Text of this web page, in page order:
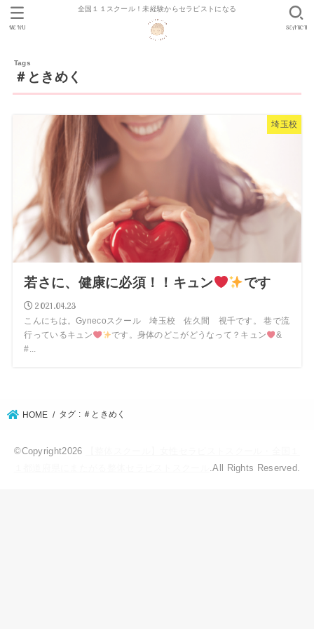
全国１１スクール！未経験からセラピストになる
SEARCH
MENU
＃ときめく
埼玉校
若さに、健康に必須！！キュン です
2021.04.23
こんにちは。Gynecoスクール 埼玉校 佐久間 視千です。 巷で流
行っているキュン
です。身体のどこがどうなって？キュン
&
#...
HOME タグ : ＃ときめく
©Copyright2026
.All Rights Reserved.